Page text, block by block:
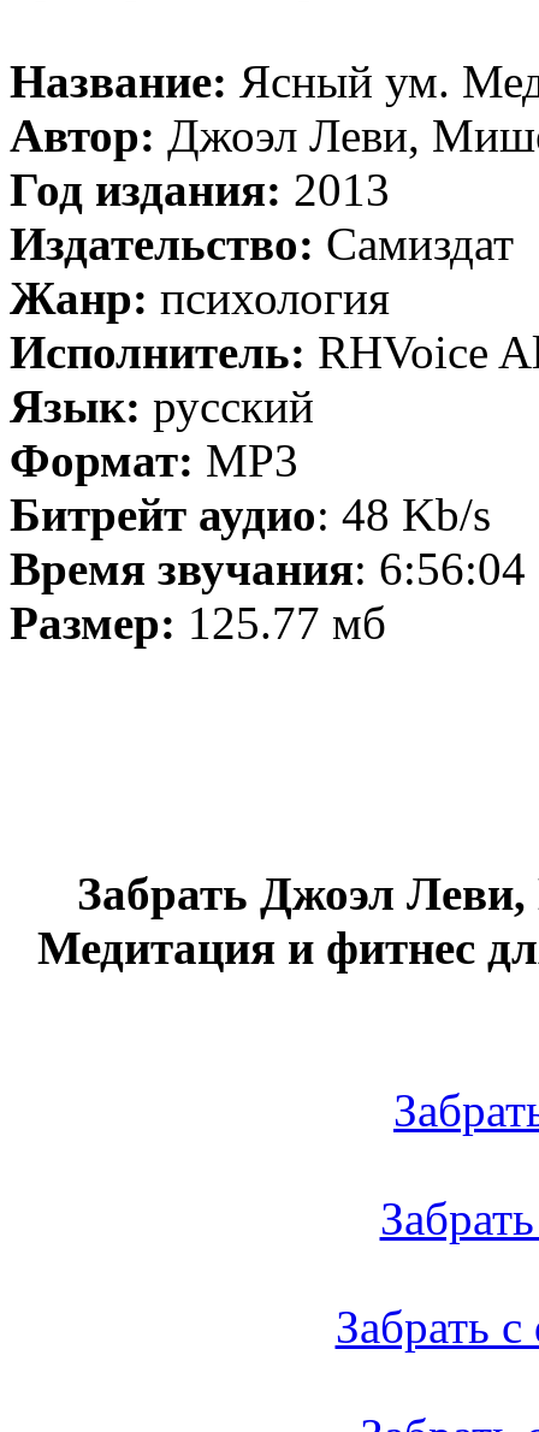
Название: Ясный ум.
Автор: Джоэл Леви,
Год издания: 2013
Издательство: Самиздат
Жанр: психология
Исполнитель: RHVoice
Язык: русский
Формат: MP3
Битрейт аудио: 48 Kb/s
Время звучания: 6:56:04
Размер: 125.77 мб
Забрать Джоэл
Медитация и фитнес
Забрать